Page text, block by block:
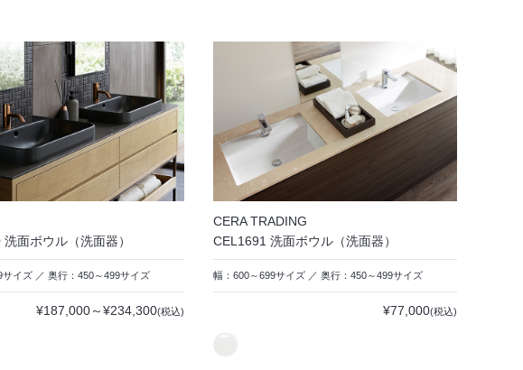
面ボウル（洗面器）
サイズ ／ 奥行：450～499サイズ
¥187,000～¥234,300(税込)
CERA TRADING
CEL1691 洗面ボウル（洗面器）
幅：600～699サイズ ／ 奥行：450～499サイズ
¥77,000(税込)